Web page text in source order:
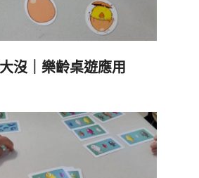
沒｜樂齡桌遊應用